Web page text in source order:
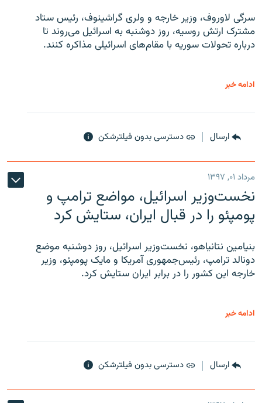
سرگی لاوروف، وزیر خارجه و ولری گراشینوف، رئیس ستاد
مشترک ارتش روسیه، روز دوشنبه به اسرائیل می‌روند تا
درباره تحولات سوریه با مقام‌های اسرائیلی مذاکره کنند.
ادامه خبر
ارسال دسترسی بدون فیلترشکن
مرداد ۰۱, ۱۳۹۷
نخست‌وزیر اسرائیل، مواضع ترامپ و
پومپئو را در قبال ایران، ستایش کرد
بنیامین نتانیاهو، نخست‌وزیر اسرائیل، روز دوشنبه موضع
دونالد ترامپ، رئیس‌جمهوری آمریکا و مایک پومپئو، وزیر
خارجه این کشور را در برابر ایران ستایش کرد.
ادامه خبر
ارسال دسترسی بدون فیلترشکن